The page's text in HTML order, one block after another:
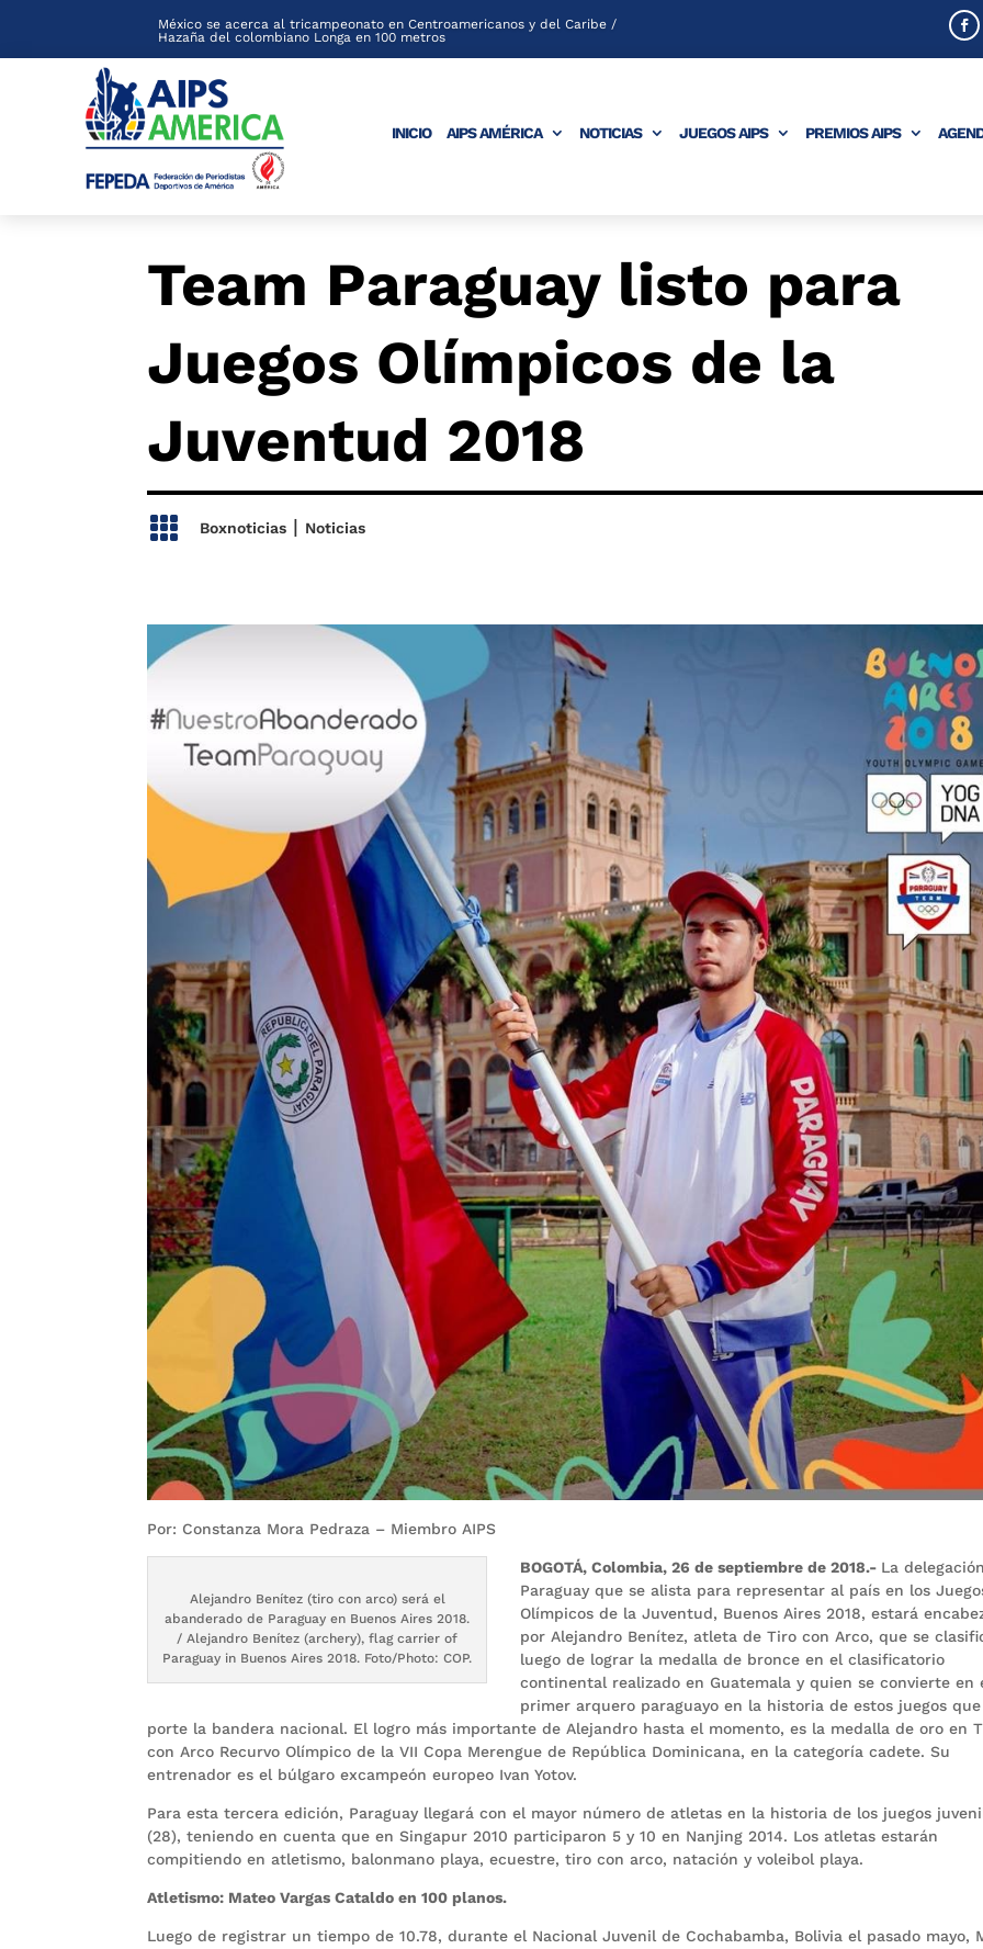
México se acerca al tricampeonato en Centroamericanos y del Caribe /
Hazaña del colombiano Longa en 100 metros
INICIO AIPS AMÉRICA NOTICIAS JUEGOS AIPS PREMIOS AIPS
Team Paraguay listo para
Juegos Olímpicos de la
Juventud 2018
 Boxnoticias| Noticias
Por: Constanza Mora Pedraza – Miembro AIPS
Alejandro Benítez (tiro con arco) será el
abanderado de Paraguay en Buenos Aires 2018.
/ Alejandro Benítez (archery), flag carrier of
Paraguay in Buenos Aires 2018. Foto/Photo: COP.
BOGOTÁ, Colombia, 26 de septiembre de 2018.- La
Paraguay que se alista para representar al país en los
Olímpicos de la Juventud, Buenos Aires 2018, estará
por Alejandro Benítez, atleta de Tiro con Arco, que se
luego de lograr la medalla de bronce en el clasificatorio
continental realizado en Guatemala y quien se convierte en
primer arquero paraguayo en la historia de estos juegos que
porte la bandera nacional. El logro más importante de Alejandro hasta el momento, es la medalla de oro en
con Arco Recurvo Olímpico de la VII Copa Merengue de República Dominicana, en la categoría cadete. Su
entrenador es el búlgaro excampeón europeo Ivan Yotov.
Para esta tercera edición, Paraguay llegará con el mayor número de atletas en la historia de los juegos
(28), teniendo en cuenta que en Singapur 2010 participaron 5 y 10 en Nanjing 2014. Los atletas estarán
compitiendo en atletismo, balonmano playa, ecuestre, tiro con arco, natación y voleibol playa.
Atletismo: Mateo Vargas Cataldo en 100 planos.
Luego de registrar un tiempo de 10.78, durante el Nacional Juvenil de Cochabamba, Bolivia el pasado mayo,